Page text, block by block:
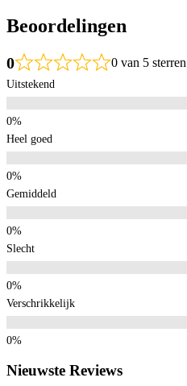
Beoordelingen
0 0 van 5
Uitstekend
Heel goed
Gemiddeld
Slecht
Verschrikkelijk
Nieuwste Reviews